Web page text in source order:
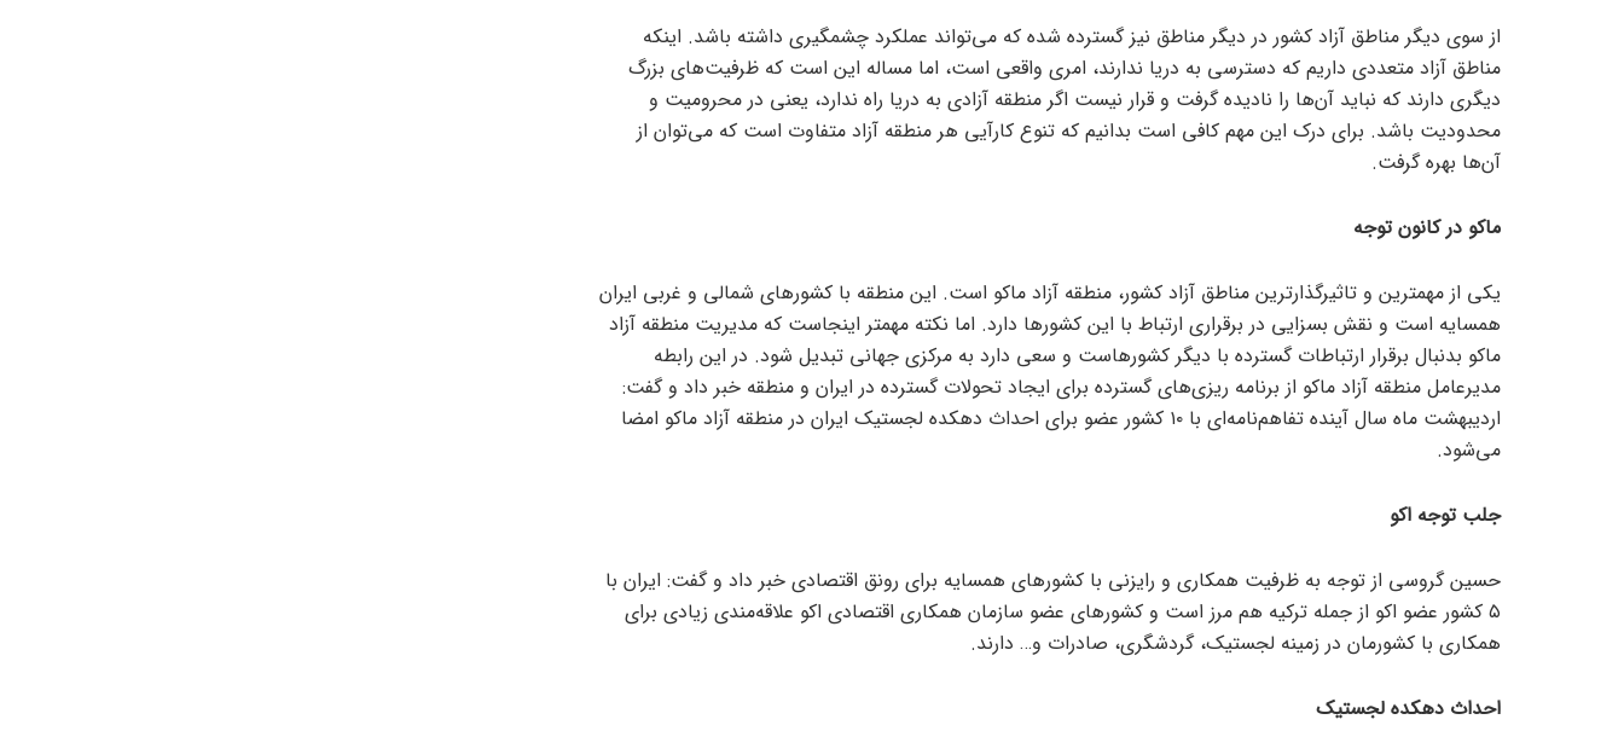
از سوی دیگر مناطق آزاد کشور در دیگر مناطق نیز گسترده شده که می‌تواند عملکرد چشمگیری داشته باشد. اینکه
مناطق آزاد متعددی داریم که دسترسی به دریا ندارند، امری واقعی است، اما مساله این است که ظرفیت‌های بزرگ
دیگری دارند که نباید آن‌ها را نادیده گرفت و قرار نیست اگر منطقه آزادی به دریا راه ندارد، یعنی در محرومیت و
محدودیت باشد. برای درک این مهم کافی است بدانیم که تنوع کارآیی هر منطقه آزاد متفاوت است که می‌توان از
آن‌ها بهره گرفت.
ماکو در کانون توجه
یکی از مهمترین و تاثیرگذارترین مناطق آزاد کشور، منطقه آزاد ماکو است. این منطقه با کشور‌های شمالی و غربی ایران
همسایه است و نقش بسزایی در برقراری ارتباط با این کشور‌ها دارد. اما نکته مهمتر اینجاست که مدیریت منطقه آزاد
ماکو بدنبال برقرار ارتباطات گسترده با دیگر کشورهاست و سعی دارد به مرکزی جهانی تبدیل شود. در این رابطه
مدیرعامل منطقه آزاد ماکو از برنامه ریزی‌های گسترده برای ایجاد تحولات گسترده در ایران و منطقه خبر داد و گفت:
اردیبهشت ماه سال آینده تفاهم‌نامه‌ای با ۱۰ کشور عضو برای احداث دهکده لجستیک ایران در منطقه آزاد ماکو امضا
می‌شود.
جلب توجه اکو
حسین گروسی از توجه به ظرفیت همکاری و رایزنی با کشور‌های همسایه برای رونق اقتصادی خبر داد و گفت: ایران با
۵ کشور عضو اکو از جمله ترکیه هم مرز است و کشور‌های عضو سازمان همکاری اقتصادی اکو علاقه‌مندی زیادی برای
همکاری با کشورمان در زمینه لجستیک، گردشگری، صادرات و… دارند.
احداث دهکده لجستیک